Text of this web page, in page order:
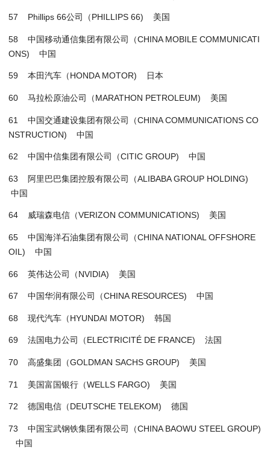
57 Phillips 66公司（PHILLIPS 66) 美国
58 中国移动通信集团有限公司（CHINA MOBILE COMMUNICATI
ONS) 中国
59 本田汽车（HONDA MOTOR) 日本
60 马拉松原油公司（MARATHON PETROLEUM) 美国
61 中国交通建设集团有限公司（CHINA COMMUNICATIONS CO
NSTRUCTION) 中国
62 中国中信集团有限公司（CITIC GROUP) 中国
63 阿里巴巴集团控股有限公司（ALIBABA GROUP HOLDING)
中国
64 威瑞森电信（VERIZON COMMUNICATIONS) 美国
65 中国海洋石油集团有限公司（CHINA NATIONAL OFFSHORE
OIL) 中国
66 英伟达公司（NVIDIA) 美国
67 中国华润有限公司（CHINA RESOURCES) 中国
68 现代汽车（HYUNDAI MOTOR) 韩国
69 法国电力公司（ELECTRICITÉ DE FRANCE) 法国
70 高盛集团（GOLDMAN SACHS GROUP) 美国
71 美国富国银行（WELLS FARGO) 美国
72 德国电信（DEUTSCHE TELEKOM) 德国
73 中国宝武钢铁集团有限公司（CHINA BAOWU STEEL GROUP)
中国